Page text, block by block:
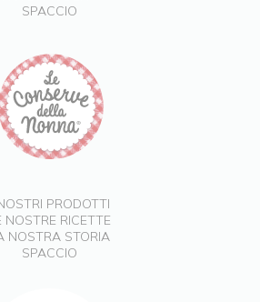
SPACCIO
PRODOTTI
NOSTRE RICETTE
NOSTRA STORIA
SPACCIO